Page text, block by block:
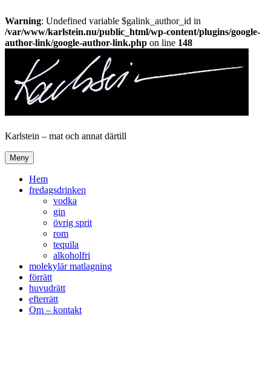
Warning: Undefined variable $galink_author_id in
/var/www/karlstein.nu/public_html/wp-content/plugins/google-
author-link/google-author-link.php on line 148
innehåll
Karlstein – mat och annat därtill
Meny
Hem
fredagsdrinken
vodka
gin
övrig sprit
rom
tequila
alkoholfri
molekylär matlagning
förrätt
huvudrätt
efterrätt
Om – kontakt